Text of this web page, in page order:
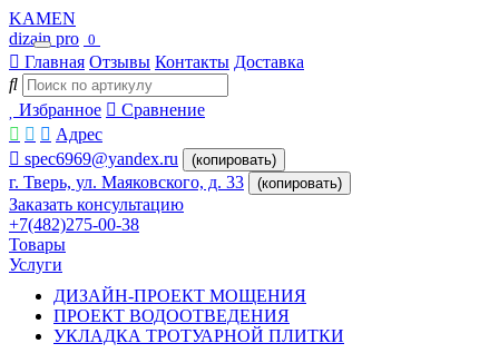
KAMEN
dizain pro 0
Главная Отзывы Контакты Доставка
Избранное
Сравнение
Адрес
spec6969@yandex.ru
(копировать)
г. Тверь, ул. Маяковского, д. 33 (копировать)
Заказать консультацию
+7(482)275-00-38
Товары
Услуги
ДИЗАЙН-ПРОЕКТ МОЩЕНИЯ
ПРОЕКТ ВОДООТВЕДЕНИЯ
УКЛАДКА ТРОТУАРНОЙ ПЛИТКИ